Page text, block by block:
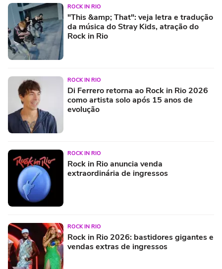
ROCK IN RIO
"This &amp; That": veja letra e tradução
da música do Stray Kids, atração do
Rock in Rio
ROCK IN RIO
Di Ferrero retorna ao Rock in Rio 2026
como artista solo após 15 anos de
evolução
ROCK IN RIO
Rock in Rio anuncia venda
extraordinária de ingressos
ROCK IN RIO
Rock in Rio 2026: bastidores gigantes e
vendas extras de ingressos